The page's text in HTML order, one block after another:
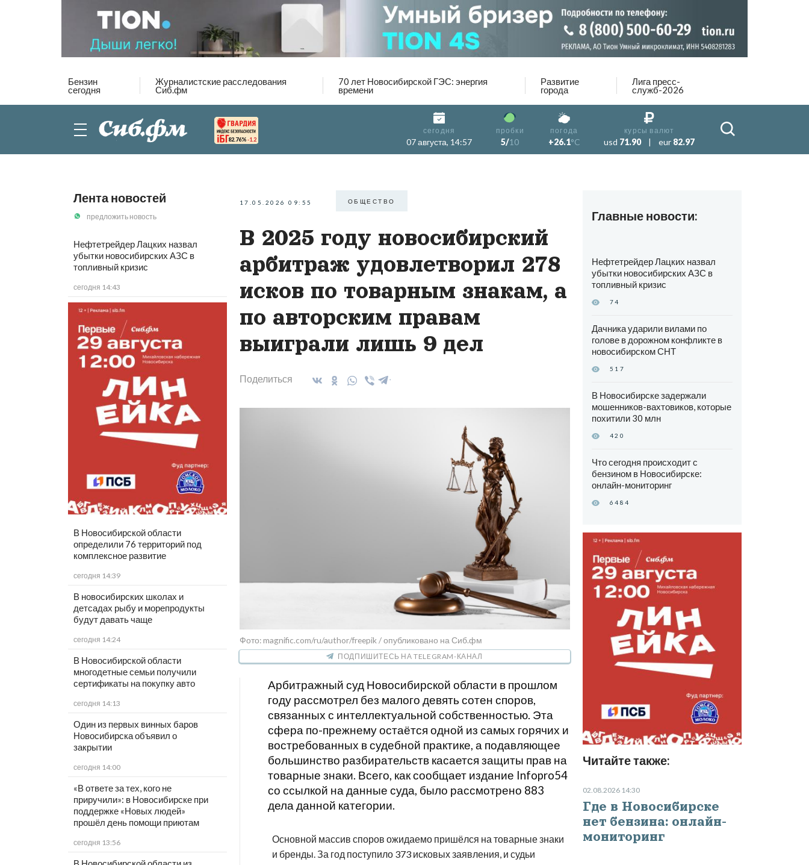
Бензин
сегодня
Журналистские расследования
Сиб.фм
70 лет Новосибирской ГЭС: энергия
времени
Развитие
города
Лига пресс-
служб-2026
82.76% -1.2
сегодня
07 августа, 14:57
пробки
5/10
погода
+26.1°C
курсы валют
usd 71.90 | eur 82.97
Лента новостей
предложить новость
Нефтетрейдер Лацких назвал
убытки новосибирских АЗС в
топливный кризис
сегодня 14:43
В Новосибирской области
определили 76 территорий под
комплексное развитие
сегодня 14:39
В новосибирских школах и
детсадах рыбу и морепродукты
будут давать чаще
сегодня 14:24
В Новосибирской области
многодетные семьи получили
сертификаты на покупку авто
сегодня 14:13
Один из первых винных баров
Новосибирска объявил о
закрытии
сегодня 14:00
«В ответе за тех, кого не
приручили»: в Новосибирске при
поддержке «Новых людей»
прошёл день помощи приютам
сегодня 13:56
17.05.2026 09:55 ОБЩЕСТВО
В 2025 году новосибирский
арбитраж удовлетворил 278
исков по товарным знакам, а
по авторским правам
выиграли лишь 9 дел
Поделиться
Фото: magnific.com/ru/author/freepik / опубликовано на Сиб.фм
ПОДПИШИТЕСЬ НА TELEGRAM-КАНАЛ
Арбитражный суд Новосибирской области в прошлом
году рассмотрел без малого девять сотен споров,
связанных с интеллектуальной собственностью. Эта
сфера по-прежнему остаётся одной из самых горячих и
востребованных в судебной практике, а подавляющее
большинство разбирательств касается защиты прав на
товарные знаки. Всего, как сообщает издание Infopro54
со ссылкой на данные суда, было рассмотрено 883
дела данной категории.
Основной массив споров ожидаемо пришёлся на товарные знаки
и бренды. За год поступило 373 исковых заявления, и судьи
Главные новости:
Нефтетрейдер Лацких назвал
убытки новосибирских АЗС в
топливный кризис
74
Дачника ударили вилами по
голове в дорожном конфликте в
новосибирском СНТ
517
В Новосибирске задержали
мошенников-вахтовиков, которые
похитили 30 млн
420
Что сегодня происходит с
бензином в Новосибирске:
онлайн-мониторинг
6484
Читайте также:
02.08.2026 14:30
Где в Новосибирске
нет бензина: онлайн-
мониторинг